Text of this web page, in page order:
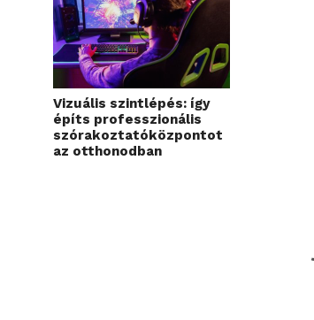
Vizuális szintlépés: így
építs professzionális
szórakoztatóközpontot
az otthonodban